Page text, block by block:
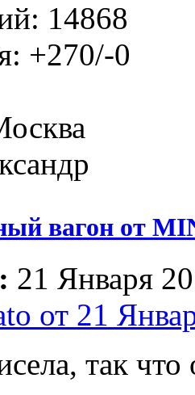
14868
+270/-0
вагон от
21 Января
от 21
так